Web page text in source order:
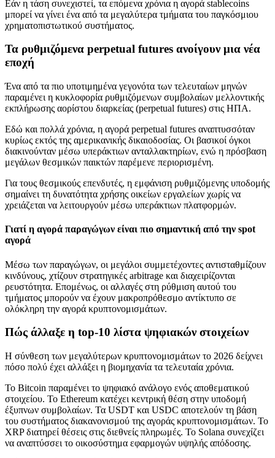
Εάν η τάση συνεχιστεί, τα επόμενα χρόνια η αγορά stablecoins
μπορεί να γίνει ένα από τα μεγαλύτερα τμήματα του παγκόσμιου
χρηματοπιστωτικού συστήματος.
Τα ρυθμιζόμενα perpetual futures ανοίγουν μια νέα
εποχή
Ένα από τα πιο υποτιμημένα γεγονότα των τελευταίων μηνών
παραμένει η κυκλοφορία ρυθμιζόμενων συμβολαίων μελλοντικής
εκπλήρωσης αορίστου διαρκείας (perpetual futures) στις ΗΠΑ.
Εδώ και πολλά χρόνια, η αγορά perpetual futures αναπτυσσόταν
κυρίως εκτός της αμερικανικής δικαιοδοσίας. Οι βασικοί όγκοι
διακινούνταν μέσω υπεράκτιων ανταλλακτηρίων, ενώ η πρόσβαση
μεγάλων θεσμικών παικτών παρέμενε περιορισμένη.
Για τους θεσμικούς επενδυτές, η εμφάνιση ρυθμιζόμενης υποδομής
σημαίνει τη δυνατότητα χρήσης οικείων εργαλείων χωρίς να
χρειάζεται να λειτουργούν μέσω υπεράκτιων πλατφορμών.
Γιατί η αγορά παραγώγων είναι πιο σημαντική από την spot
αγορά
Μέσω των παραγώγων, οι μεγάλοι συμμετέχοντες αντισταθμίζουν
κινδύνους, χτίζουν στρατηγικές arbitrage και διαχειρίζονται
ρευστότητα. Επομένως, οι αλλαγές στη ρύθμιση αυτού του
τμήματος μπορούν να έχουν μακροπρόθεσμο αντίκτυπο σε
ολόκληρη την αγορά κρυπτονομισμάτων.
Πώς άλλαξε η top‑10 λίστα ψηφιακών στοιχείων
Η σύνθεση των μεγαλύτερων κρυπτονομισμάτων το 2026 δείχνει
πόσο πολύ έχει αλλάξει η βιομηχανία τα τελευταία χρόνια.
Το Bitcoin παραμένει το ψηφιακό ανάλογο ενός αποθεματικού
στοιχείου. Το Ethereum κατέχει κεντρική θέση στην υποδομή
έξυπνων συμβολαίων. Τα USDT και USDC αποτελούν τη βάση
του συστήματος διακανονισμού της αγοράς κρυπτονομισμάτων. Το
XRP διατηρεί θέσεις στις διεθνείς πληρωμές. Το Solana συνεχίζει
να αναπτύσσει το οικοσύστημα εφαρμογών υψηλής απόδοσης.